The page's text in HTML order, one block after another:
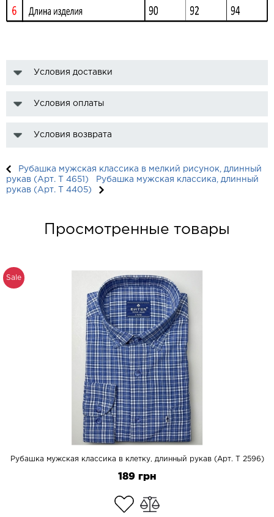
Условия доставки
Условия оплаты
Условия возврата
Рубашка мужская классика в мелкий рисунок, длинный
рукав (Арт. T 4651)
Рубашка мужская классика, длинный
рукав (Арт. T 4405)
Просмотренные товары
Sale
Рубашка мужская классика в клетку, длинный рукав (Арт. T 2596)
189 грн